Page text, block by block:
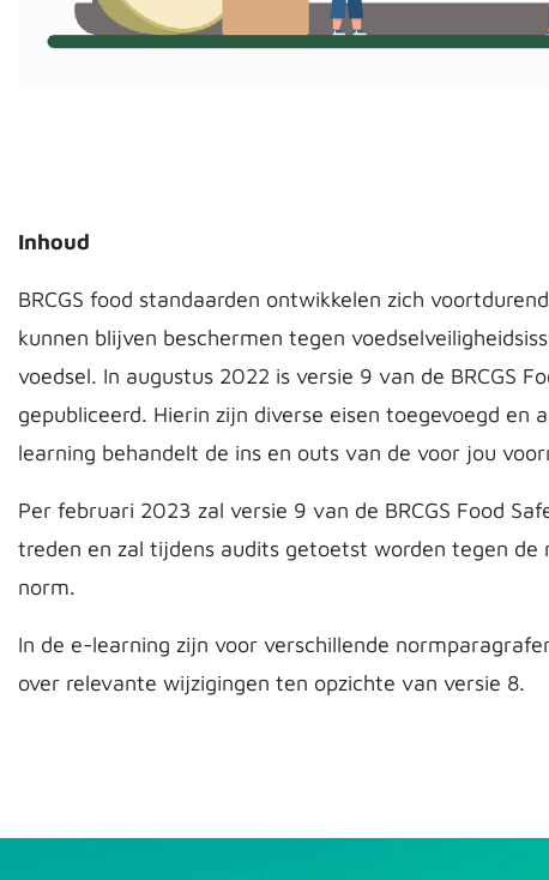
Inhoud
BRCGS food standaarden ontwikkelen zich
kunnen blijven beschermen tegen
voedsel. In augustus 2022 is versie 9 van de BRCGS
gepubliceerd. Hierin zijn diverse eisen toegevoegd en
learning behandelt de ins en outs van de voor jou
Per februari 2023 zal versie 9 van de BRCGS Food
treden en zal tijdens audits getoetst worden tegen de
norm.
In de e-learning zijn voor verschillende
over relevante wijzigingen ten opzichte van versie 8.